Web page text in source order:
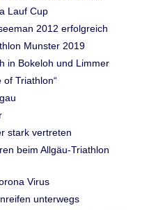
Lauf Cup
2012 erfolgreich
Munster 2019
in Bokeloh und Limmer
of Triathlon“
stark vertreten
beim Allgäu-Triathlon
Virus
unterwegs